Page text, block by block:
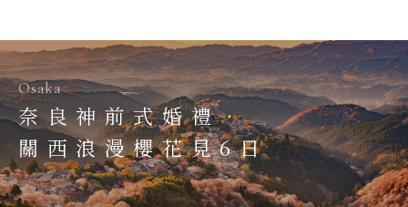
Osaka
奈良神前式婚禮．
關西浪漫櫻花見6日